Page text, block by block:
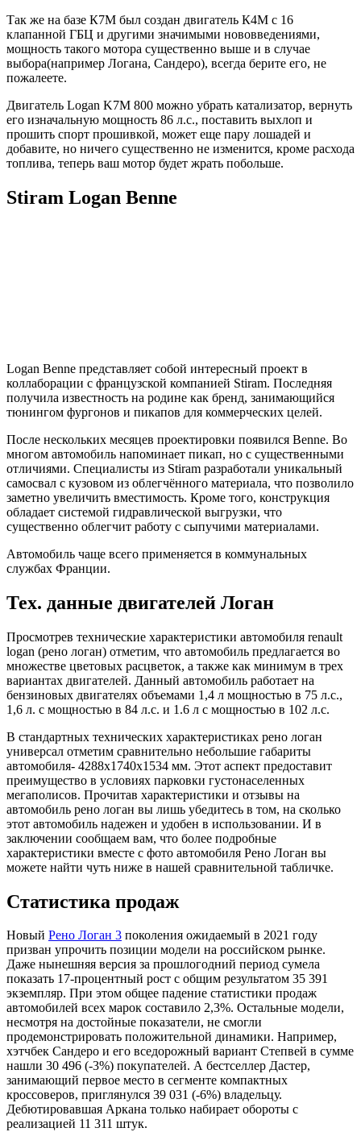
Так же на базе К7М был создан двигатель К4М с 16
клапанной ГБЦ и другими значимыми нововведениями,
мощность такого мотора существенно выше и в случае
выбора(например Логана, Сандеро), всегда берите его, не
пожалеете.
Двигатель Logan K7M 800 можно убрать катализатор, вернуть
его изначальную мощность 86 л.с., поставить выхлоп и
прошить спорт прошивкой, может еще пару лошадей и
добавите, но ничего существенно не изменится, кроме расхода
топлива, теперь ваш мотор будет жрать побольше.
Stiram Logan Benne
Logan Benne представляет собой интересный проект в
коллаборации с французской компанией Stiram. Последняя
получила известность на родине как бренд, занимающийся
тюнингом фургонов и пикапов для коммерческих целей.
После нескольких месяцев проектировки появился Benne. Во
многом автомобиль напоминает пикап, но с существенными
отличиями. Специалисты из Stiram разработали уникальный
самосвал с кузовом из облегчённого материала, что позволило
заметно увеличить вместимость. Кроме того, конструкция
обладает системой гидравлической выгрузки, что
существенно облегчит работу с сыпучими материалами.
Автомобиль чаще всего применяется в коммунальных
службах Франции.
Тех. данные двигателей Логан
Просмотрев технические характеристики автомобиля renault
logan (рено логан) отметим, что автомобиль предлагается во
множестве цветовых расцветок, а также как минимум в трех
вариантах двигателей. Данный автомобиль работает на
бензиновых двигателях объемами 1,4 л мощностью в 75 л.с.,
1,6 л. с мощностью в 84 л.с. и 1.6 л с мощностью в 102 л.с.
В стандартных технических характеристиках рено логан
универсал отметим сравнительно небольшие габариты
автомобиля- 4288х1740х1534 мм. Этот аспект предоставит
преимущество в условиях парковки густонаселенных
мегаполисов. Прочитав характеристики и отзывы на
автомобиль рено логан вы лишь убедитесь в том, на сколько
этот автомобиль надежен и удобен в использовании. И в
заключении сообщаем вам, что более подробные
характеристики вместе с фото автомобиля Рено Логан вы
можете найти чуть ниже в нашей сравнительной табличке.
Статистика продаж
Новый Рено Логан 3 поколения ожидаемый в 2021 году
призван упрочить позиции модели на российском рынке.
Даже нынешняя версия за прошлогодний период сумела
показать 17-процентный рост с общим результатом 35 391
экземпляр. При этом общее падение статистики продаж
автомобилей всех марок составило 2,3%. Остальные модели,
несмотря на достойные показатели, не смогли
продемонстрировать положительной динамики. Например,
хэтчбек Сандеро и его вседорожный вариант Степвей в сумме
нашли 30 496 (-3%) покупателей. А бестселлер Дастер,
занимающий первое место в сегменте компактных
кроссоверов, приглянулся 39 031 (-6%) владельцу.
Дебютировавшая Аркана только набирает обороты с
реализацией 11 311 штук.